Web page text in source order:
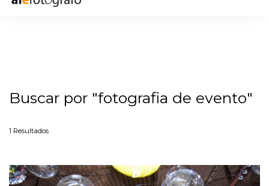
Buscar por "fotografia de evento"
1 Resultados